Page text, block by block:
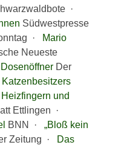
·
Südwestpresse
·
Mario
Neueste
Der
und
Ettlingen ·
BNN ·
„Bloß kein
Zeitung ·
Das